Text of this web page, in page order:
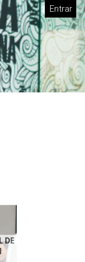
Entrar